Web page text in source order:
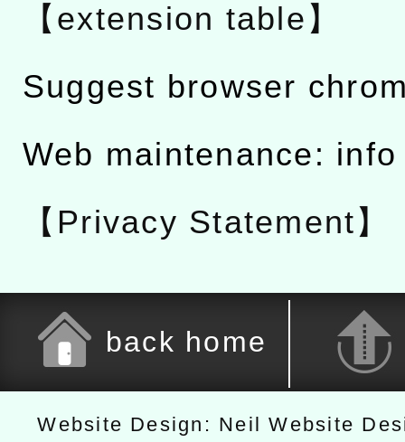
【extension table】
Suggest browser
Web maintenance:
【Privacy Statement】
back home
Website Design: Neil Website